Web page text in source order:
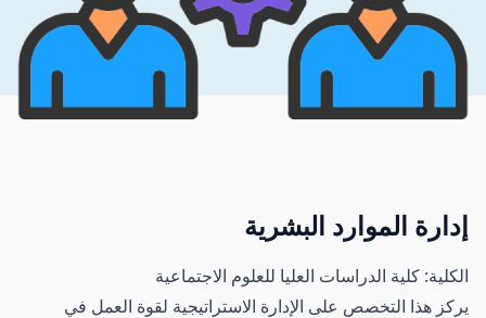
إدارة الموارد البشرية
الكلية: كلية الدراسات العليا للعلوم الاجتماعية
يركز هذا التخصص على الإدارة الاستراتيجية لقوة العمل في